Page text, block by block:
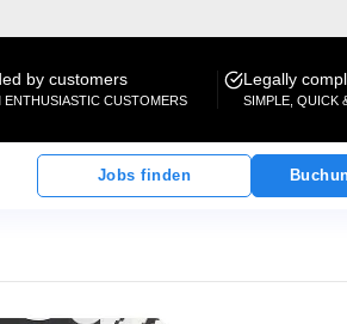
by customers
ENTHUSIASTIC CUSTOMERS
Legally
SIMPLE, QUICK
Jobs finden